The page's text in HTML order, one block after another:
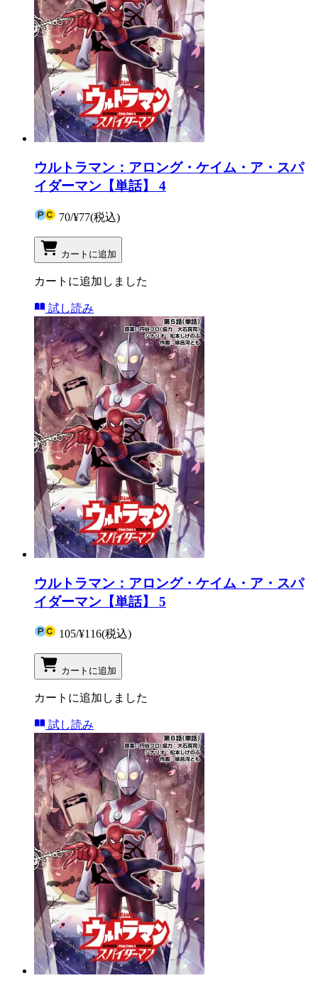
ウルトラマン：アロング・ケイム・ア・スパ
イダーマン【単話】 4
70/¥77(税込)
カートに追加
カートに追加しました
試し読み
ウルトラマン：アロング・ケイム・ア・スパ
イダーマン【単話】 5
105/¥116(税込)
カートに追加
カートに追加しました
試し読み